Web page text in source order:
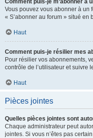
Comment puis-je m’abonner à
Vous pouvez vous abonner à un
« S’abonner au forum » situé en
Haut
Comment puis-je résilier mes
Pour résilier vos abonnements,
contrôle de l’utilisateur et suivre
Haut
Pièces jointes
Quelles pièces jointes sont
Chaque administrateur peut
jointes. Si vous n’êtes pas